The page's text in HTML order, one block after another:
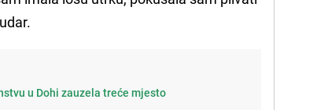
u Dohi zauzela treće mjesto